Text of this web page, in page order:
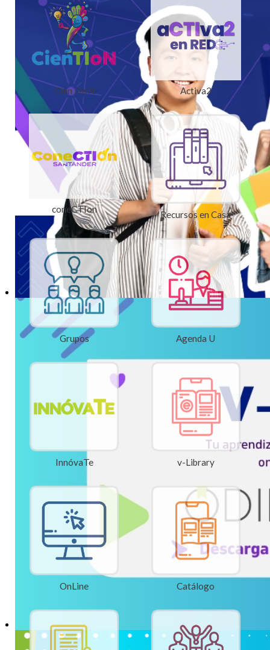
CienTIoN Activa2
coneCTIon Recursos en Casa
Grupos Agenda U
InnóvaTe v-Library
OnLine Catálogo